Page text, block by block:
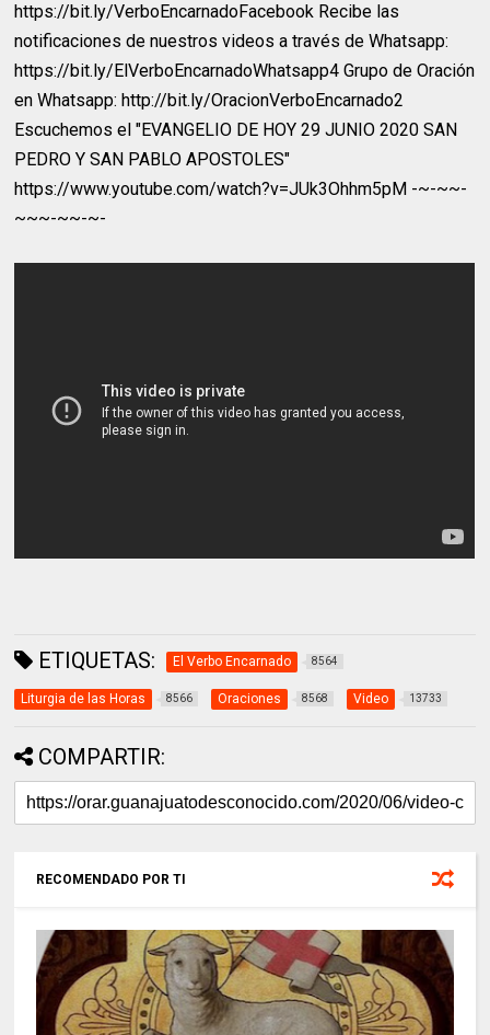
https://bit.ly/VerboEncarnadoFacebook Recibe las
notificaciones de nuestros videos a través de Whatsapp:
https://bit.ly/ElVerboEncarnadoWhatsapp4 Grupo de Oración
en Whatsapp: http://bit.ly/OracionVerboEncarnado2
Escuchemos el "EVANGELIO DE HOY 29 JUNIO 2020 SAN
PEDRO Y SAN PABLO APOSTOLES"
https://www.youtube.com/watch?v=JUk3Ohhm5pM -~-~~-
~~~-~~-~-
ETIQUETAS: El Verbo Encarnado 8564
Liturgia de las Horas 8566 Oraciones 8568 Video 13733
COMPARTIR:
RECOMENDADO POR TI